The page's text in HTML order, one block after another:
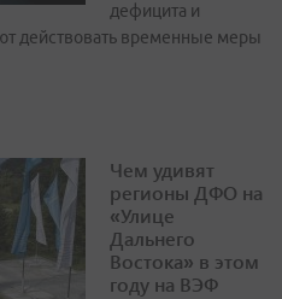
дефицита и
действовать временные меры
Чем удивят
регионы ДФО на
«Улице
Дальнего
Востока» в этом
году на ВЭФ